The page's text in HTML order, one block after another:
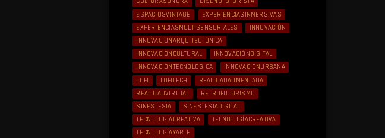
ESPACIOSVINTAGE
EXPERIENCIASINMERSIVAS
EXPERIENCIASMULTISENSORIALES
INNOVACIÓN
INNOVACIÓNARQUITECTÓNICA
INNOVACIÓNCULTURAL
INNOVACIÓNDIGITAL
INNOVACIÓNTECNOLÓGICA
INNOVACIÓNURBANA
LOFI
LOFITECH
REALIDADAUMENTADA
REALIDADVIRTUAL
RETROFUTURISMO
SINESTESIA
SINESTESIADIGITAL
TECNOLOGIACREATIVA
TECNOLOGÍACREATIVA
TECNOLOGÍAYARTE